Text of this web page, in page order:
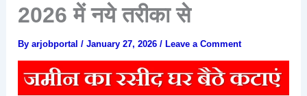
2026 में नये तरीका से
Byarjobportal/January 27, 2026/ Leave a Comment